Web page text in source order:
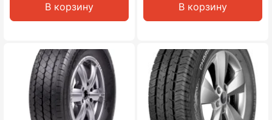
В корзину В корзину